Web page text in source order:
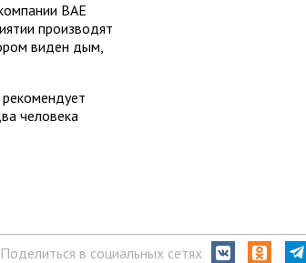
BAE
производят
виден дым,
человека
Поделиться в социальных сетях